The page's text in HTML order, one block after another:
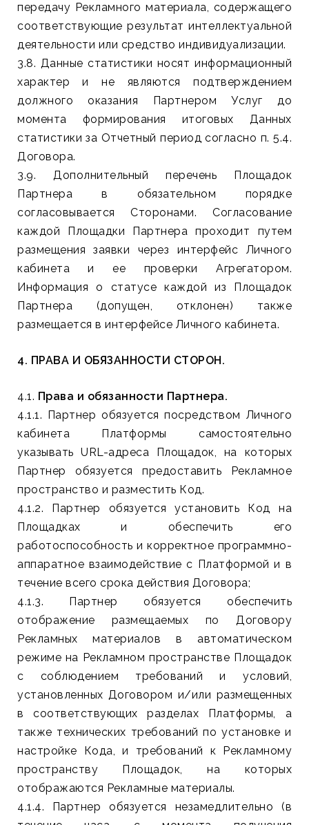
передачу Рекламного материала, содержащего
соответствующие результат интеллектуальной
деятельности или средство индивидуализации.
3.8. Данные статистики носят информационный
характер и не являются подтверждением
должного оказания Партнером Услуг до
момента формирования итоговых Данных
статистики за Отчетный период согласно п. 5.4.
Договора.
3.9. Дополнительный перечень Площадок
Партнера в обязательном порядке
согласовывается Сторонами. Согласование
каждой Площадки Партнера проходит путем
размещения заявки через интерфейс Личного
кабинета и ее проверки Агрегатором.
Информация о статусе каждой из Площадок
Партнера (допущен, отклонен) также
размещается в интерфейсе Личного кабинета.
4. ПРАВА И ОБЯЗАННОСТИ СТОРОН.
4.1. Права и обязанности Партнера.
4.1.1. Партнер обязуется посредством Личного
кабинета Платформы самостоятельно
указывать URL-адреса Площадок, на которых
Партнер обязуется предоставить Рекламное
пространство и разместить Код.
4.1.2. Партнер обязуется установить Код на
Площадках и обеспечить его
работоспособность и корректное программно-
аппаратное взаимодействие с Платформой и в
течение всего срока действия Договора;
4.1.3. Партнер обязуется обеспечить
отображение размещаемых по Договору
Рекламных материалов в автоматическом
режиме на Рекламном пространстве Площадок
с соблюдением требований и условий,
установленных Договором и/или размещенных
в соответствующих разделах Платформы, а
также технических требований по установке и
настройке Кода, и требований к Рекламному
пространству Площадок, на которых
отображаются Рекламные материалы.
4.1.4. Партнер обязуется незамедлительно (в